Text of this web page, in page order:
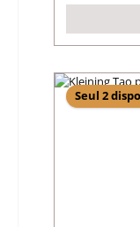
Seul 2